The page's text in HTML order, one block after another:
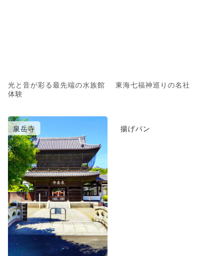
光と音が彩る最先端の水族館
体験
東海七福神巡りの名社
泉岳寺 揚げパン